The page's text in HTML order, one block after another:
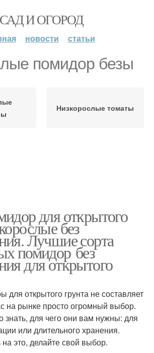
САД И ОГОРОД
новости статьи
помидор безы
Низкорослые томаты
для открытого
без
Лучшие сорта
помидор без
для открытого
для открытого грунта не составляет
на рынке просто огромный выбор.
знать, для чего они вам нужны: для
или длительного хранения.
это, делайте свой выбор.